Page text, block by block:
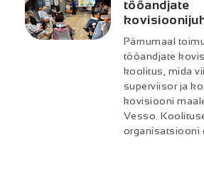
tööandjate
Pärnumaal
tööandjate
koolitus, mida
superviisor ja
kovisiooni
Vesso.
organisatsiooni